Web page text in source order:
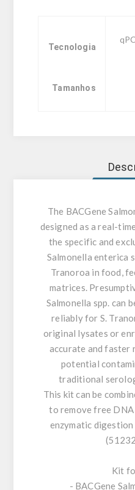
Tecnologia
Tamanhos
The BACGene
designed as a real-
the specific and
Salmonella enterica
Tranoroa in food,
matrices.
Salmonella spp. can
reliably for S.
original lysates or
accurate and faster
potential
traditional
This kit can be
to remove free
enzymatic digestion
Kit
- BACGene